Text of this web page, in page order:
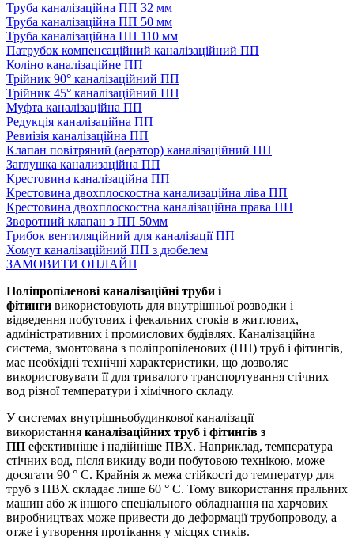
Труба каналізаційна ПП 32 мм
Труба каналізаційна ПП 50 мм
Труба каналізаційна ПП 110 мм
Патрубок компенсаційний каналізаційний ПП
Коліно каналізаційне ПП
Трійник 90° каналізаційний ПП
Трійник 45° каналізаційний ПП
Муфта каналізаційна ПП
Редукція каналізаційна ПП
Ревиізія каналізаційна ПП
Клапан повітряний (аератор) каналізаційний ПП
Заглушка канализаційна ПП
Крестовина каналізаційна ПП
Крестовина двохплоскостна канализаційна ліва ПП
Крестовина двохплоскостна каналізаційна права ПП
Зворотний клапан з ПП 50мм
Грибок вентиляційний для каналізації ПП
Хомут каналізаційний ПП з дюбелем
ЗАМОВИТИ ОНЛАЙН
Поліпропіленові каналізаційні труби і
фітинги використовують для внутрішньої розводки і
відведення побутових і фекальних стоків в житлових,
адміністративних і промислових будівлях. Каналізаційна
система, змонтована з поліпропіленових (ПП) труб і фітингів,
має необхідні технічні характеристики, що дозволяє
використовувати її для тривалого транспортування стічних
вод різної температури і хімічного складу.
У системах внутрішньобудинкової каналізації
використання каналізаційних труб і фітингів з
ПП ефективніше і надійніше ПВХ. Наприклад, температура
стічних вод, після викиду води побутовою технікою, може
досягати 90 ° С. Крайнія ж межа стійкості до температур для
труб з ПВХ складає лише 60 ° С. Тому використання пральних
машин або ж іншого спеціального обладнання на харчових
виробництвах може привести до деформації трубопроводу, а
отже і утворення протікання у місцях стиків.